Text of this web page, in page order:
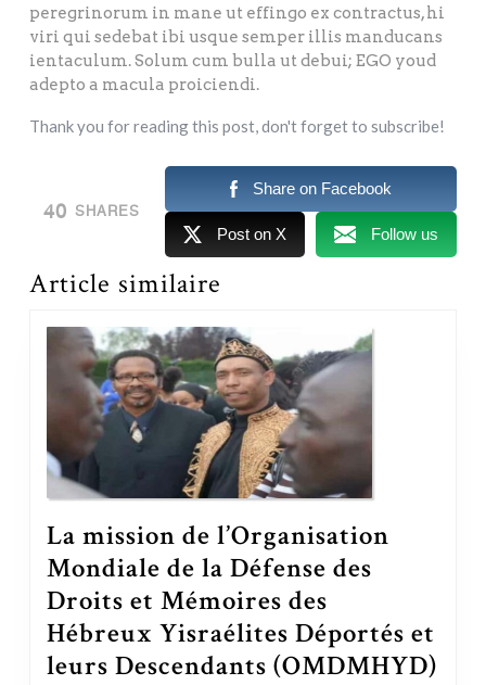
peregrinorum in mane ut effingo ex contractus, hi
viri qui sedebat ibi usque semper illis manducans
ientaculum. Solum cum bulla ut debui; EGO youd
adepto a macula proiciendi.
Thank you for reading this post, don't forget to subscribe!
40 SHARES
Share on Facebook
Post on X Follow us
Article similaire
La mission de l’Organisation
Mondiale de la Défense des
Droits et Mémoires des
Hébreux Yisraélites Déportés et
leurs Descendants (OMDMHYD)